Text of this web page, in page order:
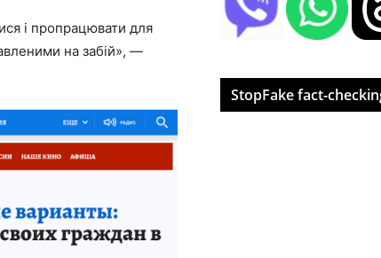
і пропрацювати для
на забій», —
StopFake fact-